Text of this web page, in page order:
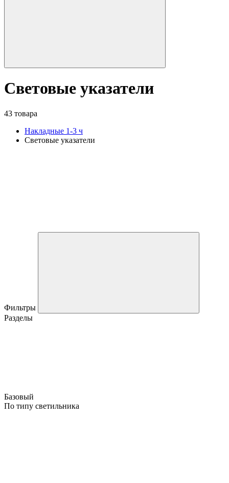
Световые указатели
43 товара
Накладные 1-3 ч
Световые указатели
Фильтры
Разделы
Базовый
По типу светильника